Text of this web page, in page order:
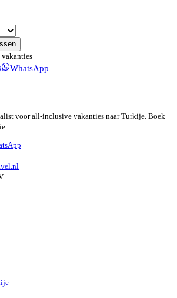
WhatsApp
voor all-inclusive vakanties naar Turkije. Boek